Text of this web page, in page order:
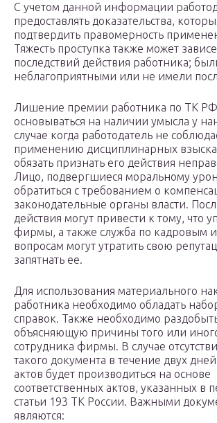
С учетом данной информации
предоставлять доказательства,
подтвердить правомерность
Тяжесть проступка также может
последствий действия работника;
неблагоприятными или не имели
Лишение премии работника по ТК
основываться на наличии умысла у
случае когда работодатель не
применению дисциплинарных
обязать признать его действия
Лицо, подвергшиеся моральному
обратиться с требованием о
законодательные органы власти.
действия могут привести к тому, что
фирмы, а также служба по кадровым
вопросам могут утратить свою
запятнать ее.
Для использования материального
работника необходимо обладать
справок. Также необходимо
объясняющую причины того или
сотрудника фирмы. В случае
такого документа в течение двух
актов будет производиться на основе
соответственных актов, указанных в
статьи 193 ТК России. Важными
являются: